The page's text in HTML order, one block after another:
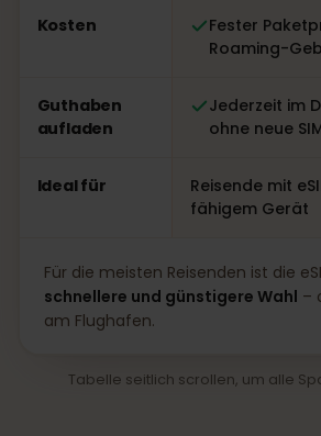
Kosten
Fester
Roaming-
Guthaben
aufladen
Jederzeit im
ohne neue
Ideal für
Reisende mit
fähigem Gerät
Für die meisten Reisenden ist die
schnellere und günstigere Wahl –
am Flughafen.
Tabelle seitlich scrollen, um alle